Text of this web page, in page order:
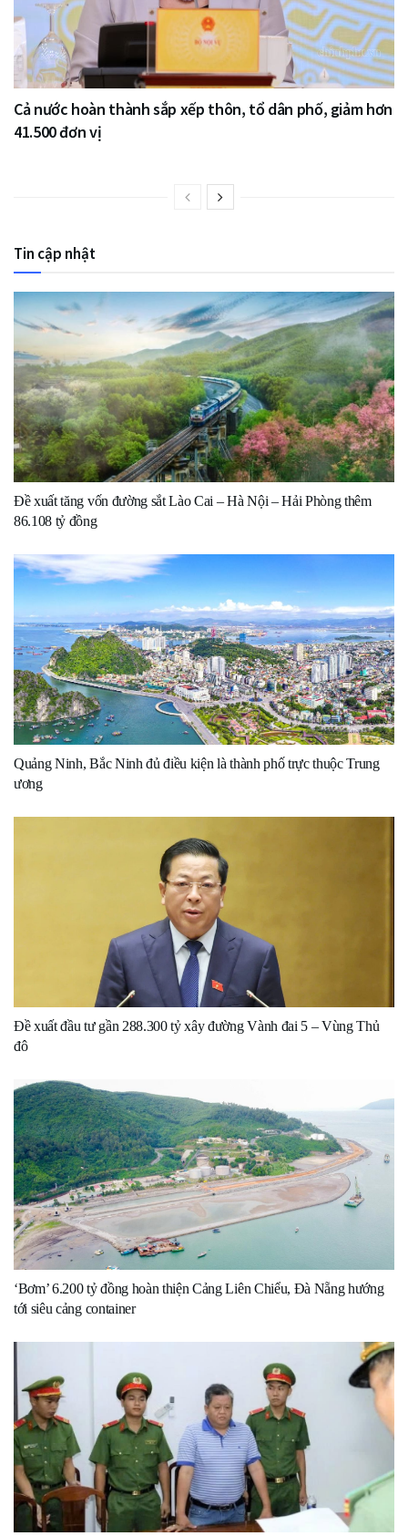
Cả nước hoàn thành sắp xếp thôn, tổ dân phố, giảm hơn
41.500 đơn vị
Tin cập nhật
Đề xuất tăng vốn đường sắt Lào Cai – Hà Nội – Hải Phòng thêm
86.108 tỷ đồng
Quảng Ninh, Bắc Ninh đủ điều kiện là thành phố trực thuộc Trung
ương
Đề xuất đầu tư gần 288.300 tỷ xây đường Vành đai 5 – Vùng Thủ
đô
‘Bơm’ 6.200 tỷ đồng hoàn thiện Cảng Liên Chiểu, Đà Nẵng hướng
tới siêu cảng container